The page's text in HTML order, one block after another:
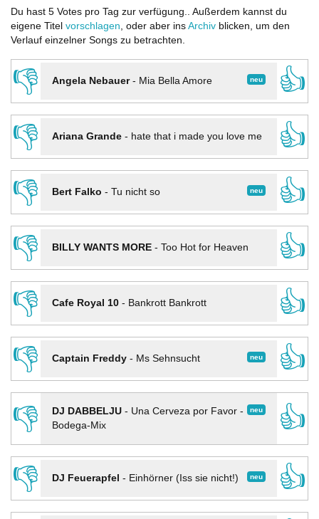
Du hast 5 Votes pro Tag zur verfügung.. Außerdem kannst du
eigene Titel vorschlagen, oder aber ins Archiv blicken, um den
Verlauf einzelner Songs zu betrachten.
👎 neu
Angela Nebauer- Mia Bella Amore
👍
👎
Ariana Grande- hate that i made you love me
👍
👎
neu
Bert Falko - Tu nicht so
👍
👎
BILLY WANTS MORE- Too Hot for Heaven
👍
👎
Cafe Royal 10- Bankrott Bankrott
👍
👎
neu
Captain Freddy- Ms Sehnsucht
👍
👎
neu
DJ DABBELJU- Una Cerveza por Favor -
Bodega-Mix
👍
👎
neu
DJ Feuerapfel - Einhörner (Iss sie nicht!)
👍